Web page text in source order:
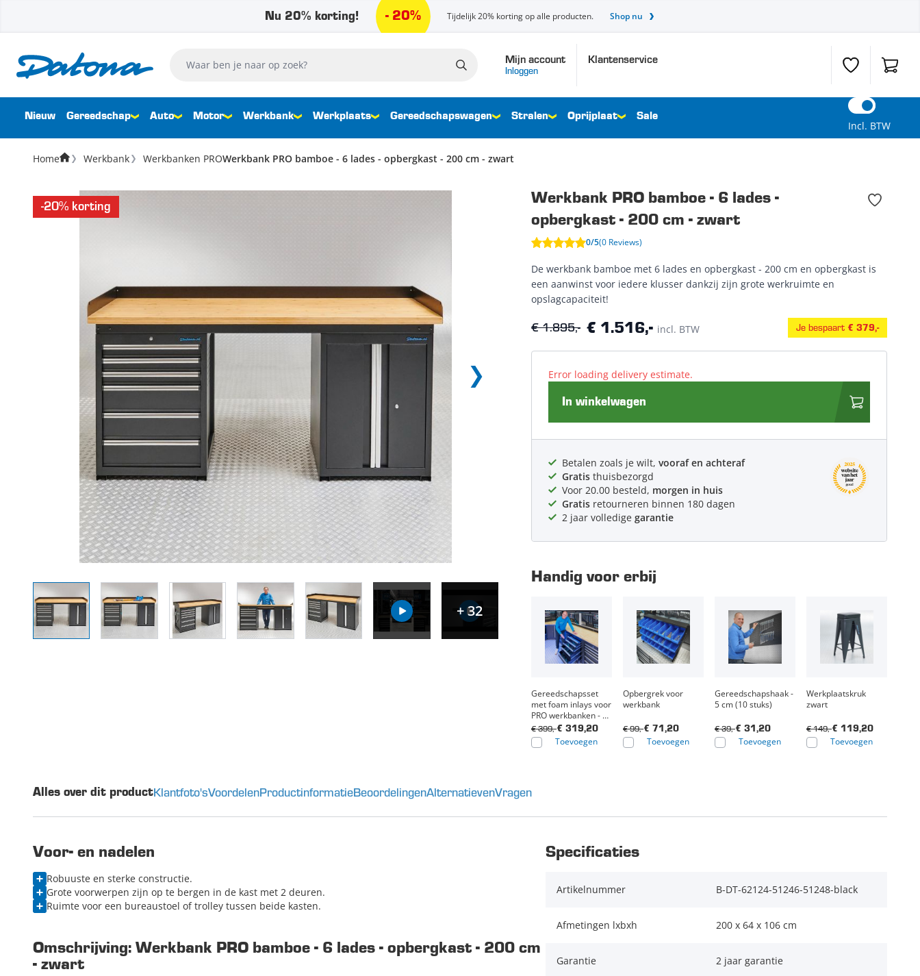
Nu 20% korting! - 20% Tijdelijk 20% korting op alle producten. Shop nu
Mijn account
Inloggen
Klantenservice
Verlanglijst
Waar ben je naar op zoek?
Nieuw Gereedschap Auto Motor Werkbank Werkplaats Gereedschapswagen Stralen Oprijplaat Sale
Incl. BTW
Home Werkbank Werkbanken PROWerkbank PRO bamboe - 6 lades - opbergkast - 200 cm - zwart
-20% korting
+ 32
Werkbank PRO bamboe - 6 lades -
opbergkast - 200 cm - zwart
0/5(0 Reviews)
De werkbank bamboe met 6 lades en opbergkast - 200 cm en opbergkast is
een aanwinst voor iedere klusser dankzij zijn grote werkruimte en
opslagcapaciteit!
€ 1.895,- € 1.516,- incl. BTW Je bespaart € 379,-
Error loading delivery estimate.
In winkelwagen
Betalen zoals je wilt, vooraf en achteraf
Gratis thuisbezorgd
Voor 20.00 besteld, morgen in huis
Gratis retourneren binnen 180 dagen
2 jaar volledige garantie
Handig voor erbij
Gereedschapsset
met foam inlays voor
PRO werkbanken - 5
lades - 171-delig
€ 319,20
€ 399,-
Toevoegen
Opbergrek voor
werkbank
€ 71,20
€ 99,-
Toevoegen
Gereedschapshaak -
5 cm (10 stuks)
€ 31,20
€ 39,-
Toevoegen
Werkplaatskruk
zwart
€ 119,20
€ 149,-
Toevoegen
Alles over dit productKlantfoto'sVoordelenProductinformatieBeoordelingenAlternatievenVragen
Specificaties
Artikelnummer B-DT-62124-51246-51248-black
Afmetingen lxbxh 200 x 64 x 106 cm
Garantie 2 jaar garantie
Voor- en nadelen
Robuuste en sterke constructie.
Grote voorwerpen zijn op te bergen in de kast met 2 deuren.
Ruimte voor een bureaustoel of trolley tussen beide kasten.
Omschrijving: Werkbank PRO bamboe - 6 lades - opbergkast - 200 cm
- zwart